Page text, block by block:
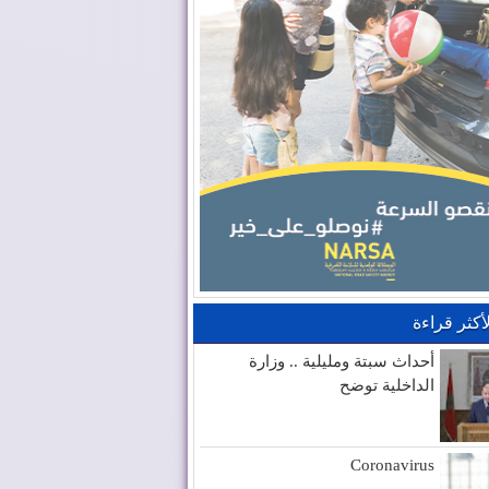
قراءة
أحداث سبتة ومليلية .. وزارة
الداخلية توضح
Coronavirus